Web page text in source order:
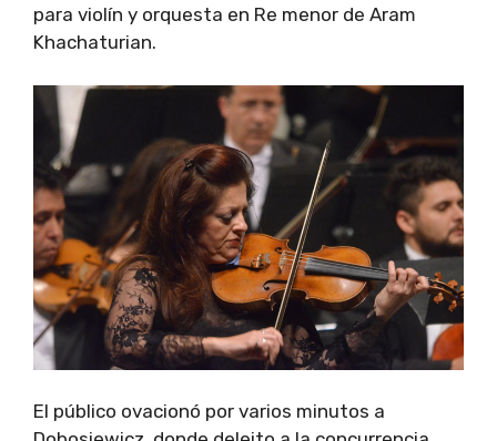
para violín y orquesta en Re menor de Aram
Khachaturian.
El público ovacionó por varios minutos a